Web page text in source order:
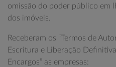
omissão do poder público em
dos imóveis.
Receberam os “Termos de
Escritura e Liberação
Encargos” as empresas: